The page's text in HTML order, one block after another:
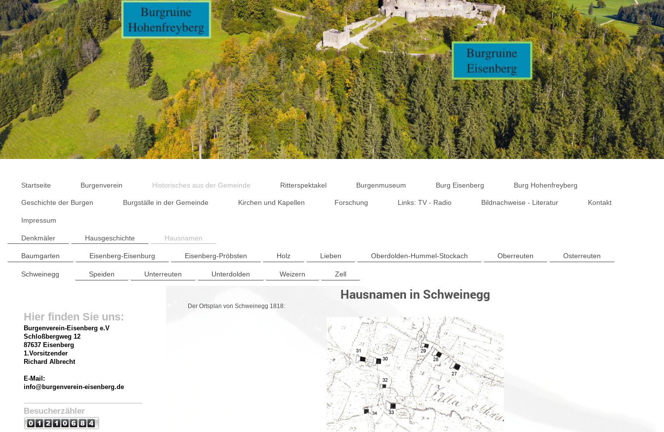
Startseite Burgenverein Historisches aus der Gemeinde Ritterspektakel Burgenmuseum Burg Eisenberg Burg Hohenfreyberg
Geschichte der Burgen Burgställe in der Gemeinde Kirchen und Kapellen Forschung Links: TV - Radio Bildnachweise - Literatur Kontakt
Impressum
Denkmäler Hausgeschichte Hausnamen
Baumgarten Eisenberg-Eisenburg Eisenberg-Pröbsten Holz Lieben Oberdolden-Hummel-Stockach Oberreuten Osterreuten
Schweinegg Speiden Unterreuten Unterdolden Weizern Zell
Hausnamen in Schweinegg
Der Ortsplan von Schweinegg 1818:
Hier finden Sie uns:
Burgenverein-Eisenberg e.V
Schloßbergweg 12
87637 Eisenberg
1.Vorsitzender
Richard Albrecht
E-Mail:
info@burgenverein-eisenberg.de
Besucherzähler